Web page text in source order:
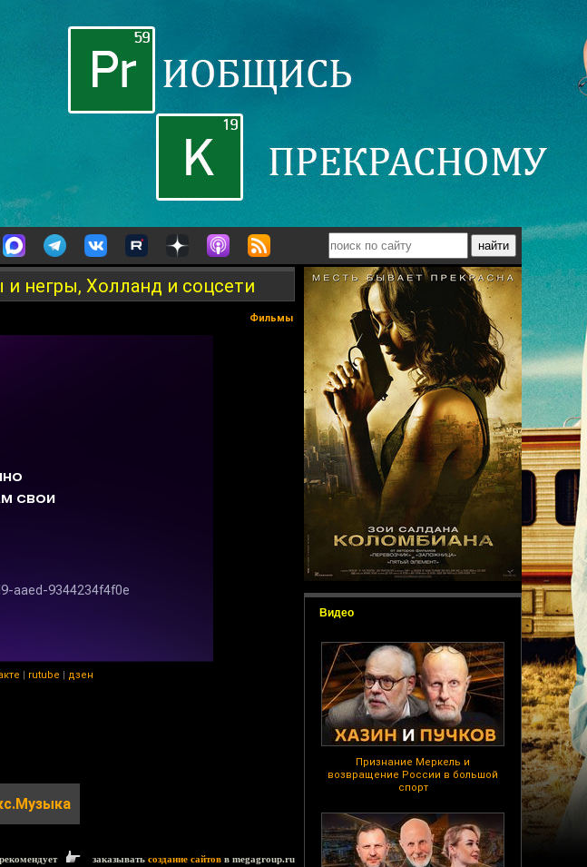
Видео
Признание Меркель и
возвращение России в большой
спорт
негры, Холланд и соцсети
Фильмы
| rutube | дзен
заказывать создание сайтов в megagroup.ru